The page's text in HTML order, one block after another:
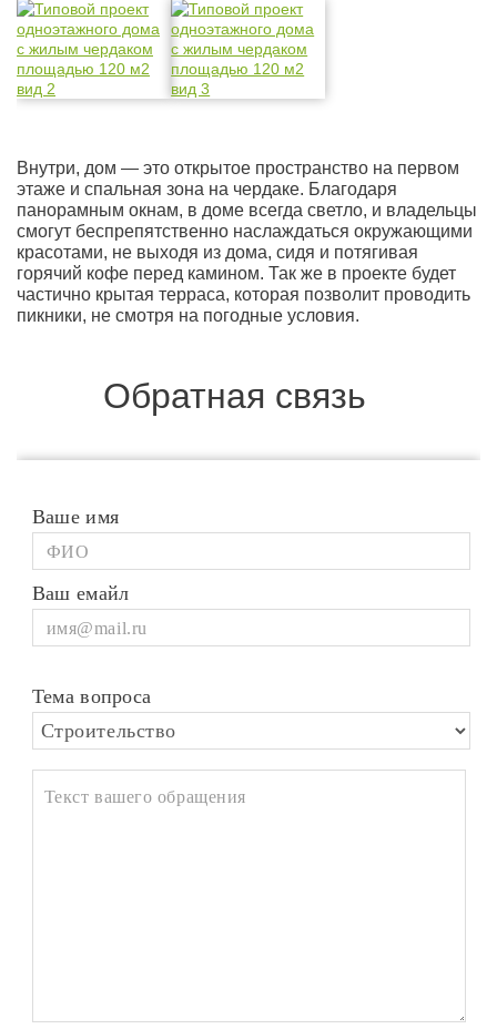
Внутри, дом — это открытое пространство на первом
этаже и спальная зона на чердаке. Благодаря
панорамным окнам, в доме всегда светло, и владельцы
смогут беспрепятственно наслаждаться окружающими
красотами, не выходя из дома, сидя и потягивая
горячий кофе перед камином. Так же в проекте будет
частично крытая терраса, которая позволит проводить
пикники, не смотря на погодные условия.
Обратная связь
Ваше имя
Ваш емайл
Тема вопроса